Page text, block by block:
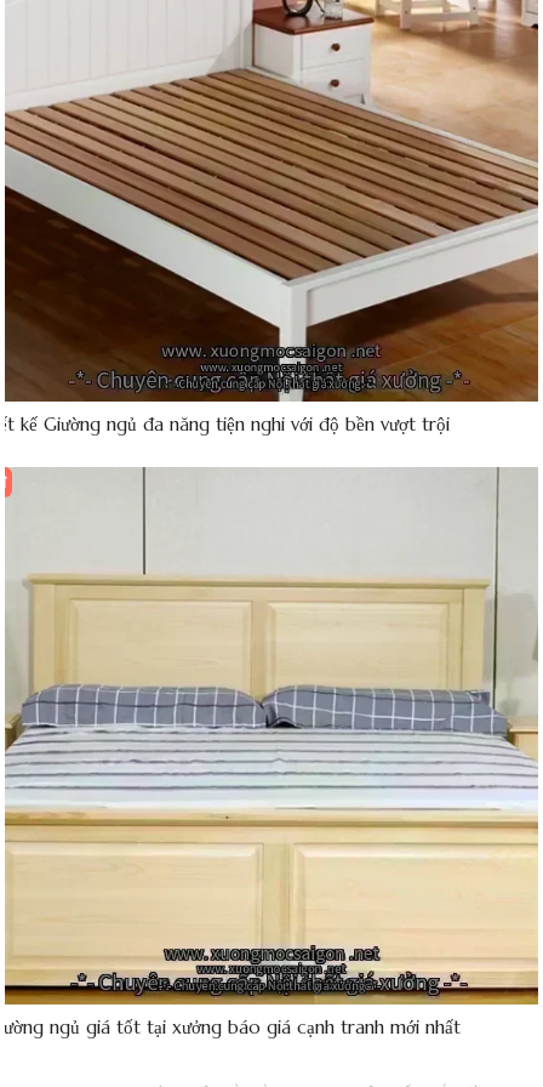
kế Giường ngủ đa năng tiện nghi với độ bền vượt trội
ngủ giá tốt tại xưởng báo giá cạnh tranh mới nhất